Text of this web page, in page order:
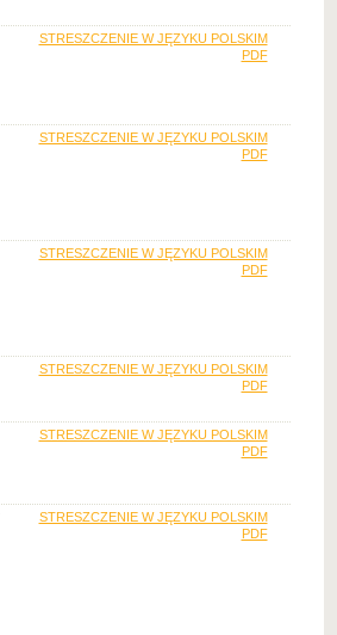
STRESZCZENIE W JĘZYKU POLSKIM
PDF
STRESZCZENIE W JĘZYKU POLSKIM
PDF
STRESZCZENIE W JĘZYKU POLSKIM
PDF
STRESZCZENIE W JĘZYKU POLSKIM
PDF
STRESZCZENIE W JĘZYKU POLSKIM
PDF
STRESZCZENIE W JĘZYKU POLSKIM
PDF